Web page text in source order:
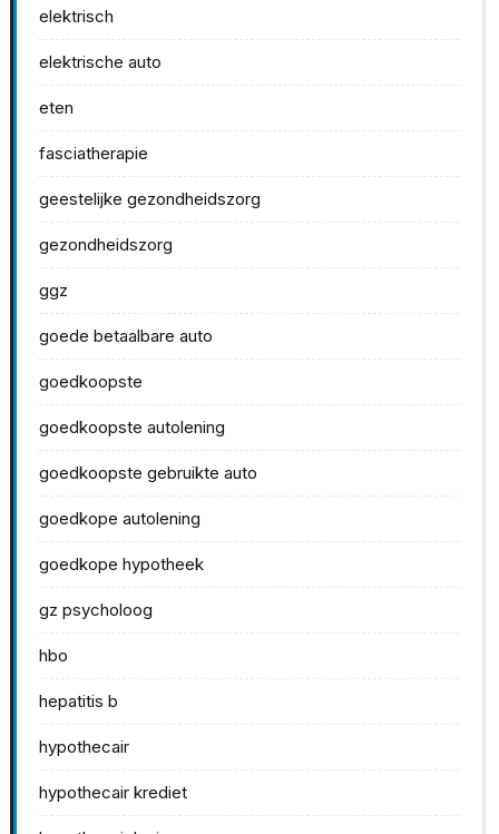
elektrisch
elektrische auto
eten
fasciatherapie
geestelijke gezondheidszorg
gezondheidszorg
ggz
goede betaalbare auto
goedkoopste
goedkoopste autolening
goedkoopste gebruikte auto
goedkope autolening
goedkope hypotheek
gz psycholoog
hbo
hepatitis b
hypothecair
hypothecair krediet